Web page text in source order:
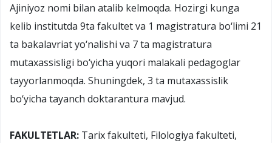
Ajiniyoz nomi bilan atalib kelmoqda. Hozirgi kunga
kelib institutda 9ta fakultet va 1 magistratura bo‘limi 21
ta bakalavriat yo‘nalishi va 7 ta magistratura
mutaxassisligi bo‘yicha yuqori malakali pedagoglar
tayyorlanmoqda. Shuningdek, 3 ta mutaxassislik
bo‘yicha tayanch doktarantura mavjud.
FAKULTETLAR: Tarix fakulteti, Filologiya fakulteti,